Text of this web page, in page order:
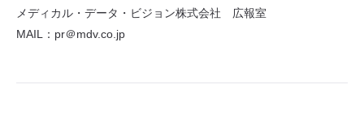
メディカル・データ・ビジョン株式会社 広報室
MAIL：pr＠mdv.co.jp